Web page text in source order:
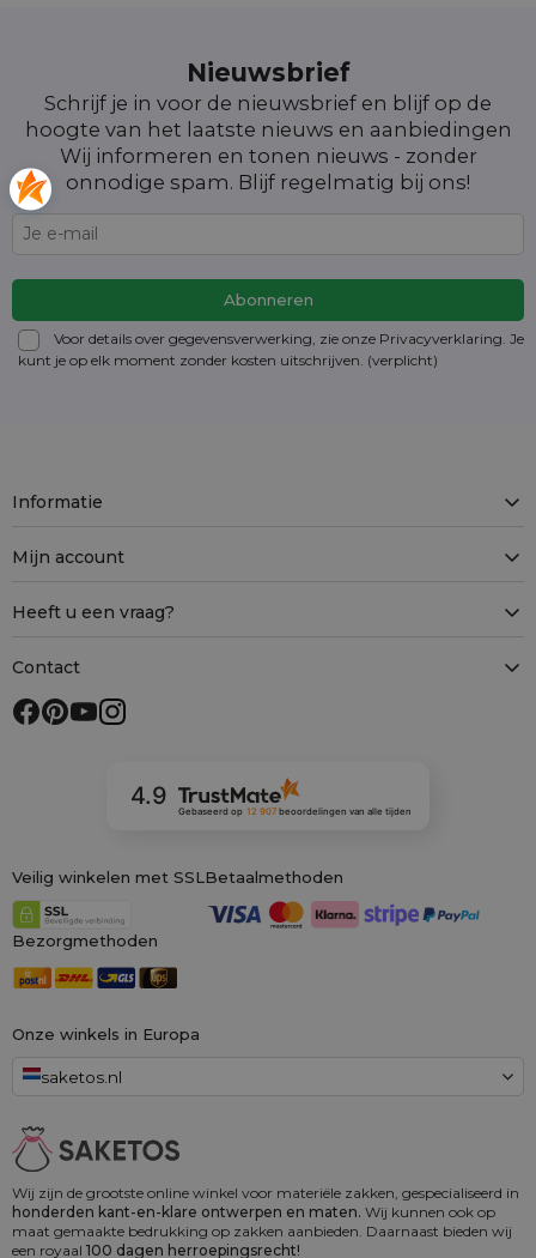
Nieuwsbrief
Schrijf je in voor de nieuwsbrief en blijf op de
hoogte van het laatste nieuws en aanbiedingen
Wij informeren en tonen nieuws - zonder
onnodige spam. Blijf regelmatig bij ons!
Voor details over gegevensverwerking, zie onze Privacyverklaring. Je
kunt je op elk moment zonder kosten uitschrijven. (verplicht)
Wij zijn de grootste online winkel voor materiële zakken, gespecialiseerd in
honderden kant-en-klare ontwerpen en maten. Wij kunnen ook op
maat gemaakte bedrukking op zakken aanbieden. Daarnaast bieden wij
een royaal 100 dagen herroepingsrecht!
Onze winkels in Europa
saketos.nl
Informatie
Mijn account
Heeft u een vraag?
Contact
4.9
Gebaseerd op 12 907beoordelingen van alle tijden
Veilig winkelen met SSLBetaalmethoden
Bezorgmethoden